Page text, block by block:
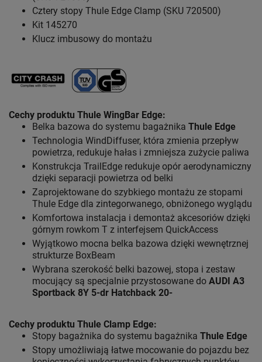
Cztery stopy Thule Edge Clamp (SKU 720500)
Kit 145270
Klucz imbusowy do montażu
Cechy produktu Thule WingBar Edge:
Belka bazowa do systemu bagażnika Thule Edge
Technologia WindDiffuser, która zmienia przepływ
powietrza, redukuje hałas i zmniejsza zużycie paliwa
Konstrukcja TrailEdge redukuje opór aerodynamiczny
dzięki separacji powietrza od belki
Zaprojektowane do szybkiego montażu ze stopami
Thule Edge dla zintegorwanego, obniżonego wyglądu
Komfortowa instalacja i demontaż akcesoriów dzięki
górnym rowkom T z interfejsem QuickAccess
Wyjątkowo mocna belka bazowa dzięki wewnętrznej
strukturze BoxBeam
Wybrana szerokość belki bazowej, stopa i zestaw
mocujący są specjalnie przystosowane do AUDI A3
Sportback 8Y 5-dr Hatchback 20-
Cechy produktu Thule Clamp Edge:
Stopy bagażnika do systemu bagażnika Thule Edge
Stopy umożliwiają łatwe mocowanie do pojazdu bez